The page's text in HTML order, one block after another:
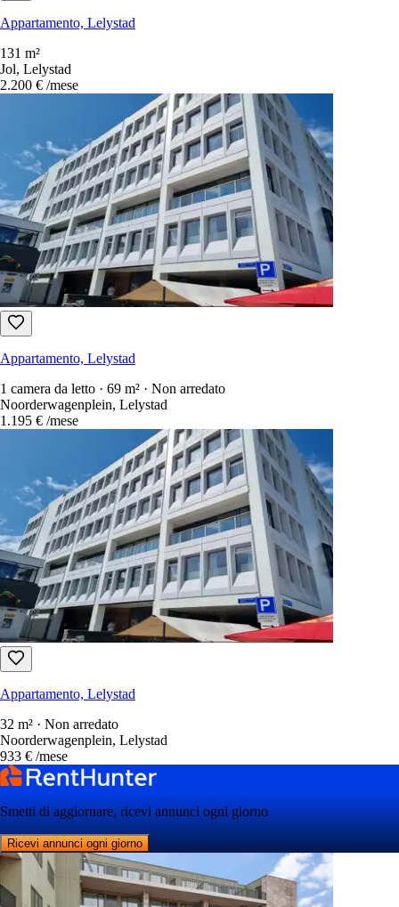
Appartamento, Lelystad
131 m²
Jol, Lelystad
2.200 € /mese
Appartamento, Lelystad
1 camera da letto · 69 m² · Non arredato
Noorderwagenplein, Lelystad
1.195 € /mese
Appartamento, Lelystad
32 m² · Non arredato
Noorderwagenplein, Lelystad
933 € /mese
Smetti di aggiornare, ricevi annunci ogni giorno
Ricevi annunci ogni giorno